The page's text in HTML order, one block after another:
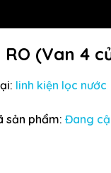
(Van 4
linh kiện lọc nước
sản phẩm: Đang